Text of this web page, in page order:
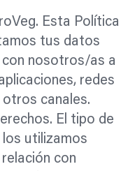
Esta Política
tus datos
nosotros/as a
redes
canales.
El tipo de
utilizamos
con